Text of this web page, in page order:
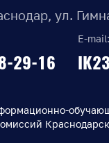
ул.
29-16
E-mail:
Краснодарского
выборам депутатов